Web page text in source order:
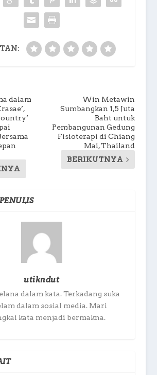
dalam
Win Metawin
Sumbangkan 1,5 Juta
Baht untuk
Pembangunan Gedung
Fisioterapi di Chiang
Mai, Thailand
BERIKUTNYA
utikndut
dalam kata. Terkadang suka
dalam sosial media. Mari
kata menjadi bermakna.